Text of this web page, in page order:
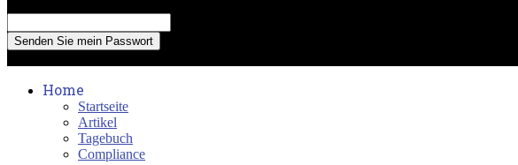
Home
Startseite
Artikel
Tagebuch
Compliance